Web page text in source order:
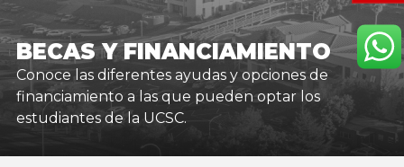
BECAS Y FINANCIAMIENTO
Conoce las diferentes ayudas y opciones de
financiamiento a las que pueden optar los
estudiantes de la UCSC.